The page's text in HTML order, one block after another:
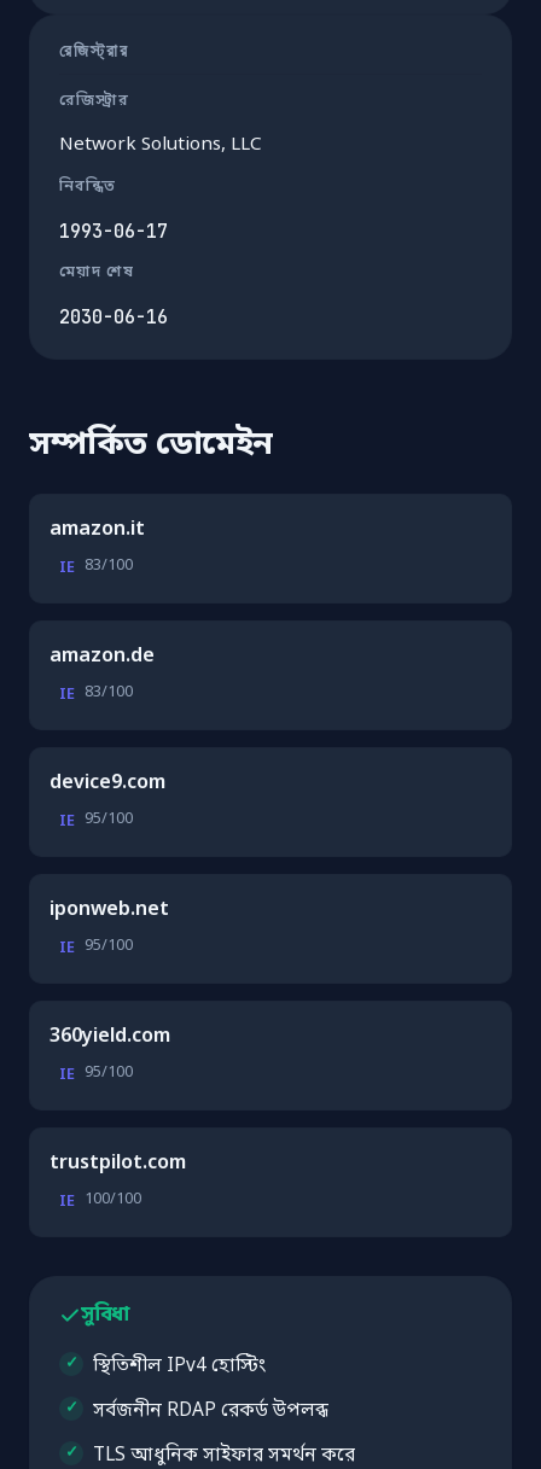
রেজিস্ট্রার
রেজিস্ট্রার
Network Solutions, LLC
নিবন্ধিত
1993-06-17
মেয়াদ শেষ
2030-06-16
সম্পর্কিত ডোমেইন
amazon.it
IE 83/100
amazon.de
IE 83/100
device9.com
IE 95/100
iponweb.net
IE 95/100
360yield.com
IE 95/100
trustpilot.com
IE 100/100
সুবিধা
স্থিতিশীল IPv4 হোস্টিং
সর্বজনীন RDAP রেকর্ড উপলব্ধ
TLS আধুনিক সাইফার সমর্থন করে